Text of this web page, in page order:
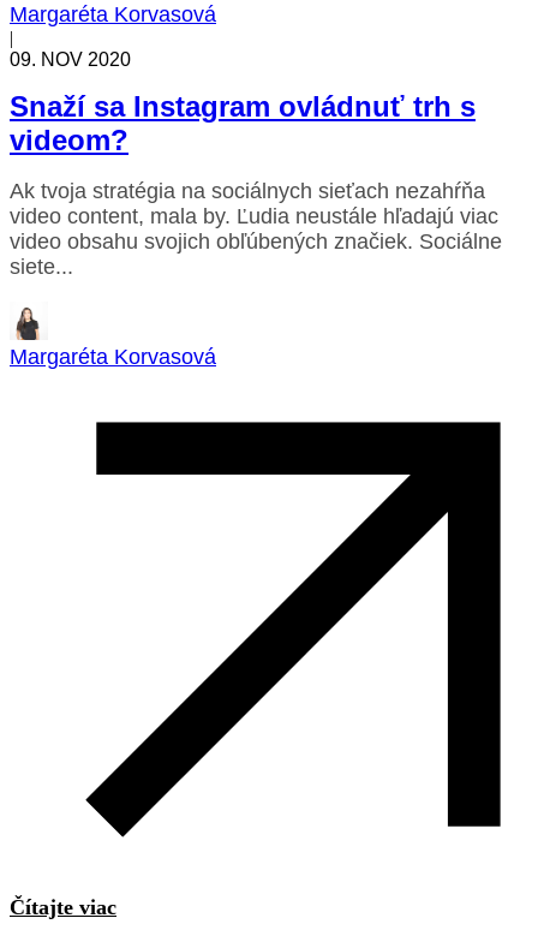
Margaréta Korvasová
|
09. NOV 2020
Snaží sa Instagram ovládnuť trh s
videom?
Ak tvoja stratégia na sociálnych sieťach nezahŕňa
video content, mala by. Ľudia neustále hľadajú viac
video obsahu svojich obľúbených značiek. Sociálne
siete...
Margaréta Korvasová
Čítajte viac